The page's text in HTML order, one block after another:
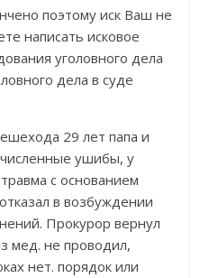
поэтому иск Ваш не
написать исковое
уголовного дела
дела в суде
29 лет папа и
ушибы, у
с основанием
в возбуждении
Прокурор вернул
мед. не проводил,
нет. порядок или